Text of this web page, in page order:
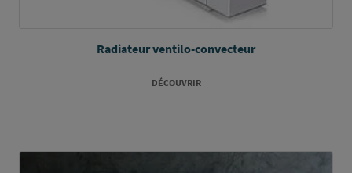
Radiateur ventilo-convecteur
DÉCOUVRIR